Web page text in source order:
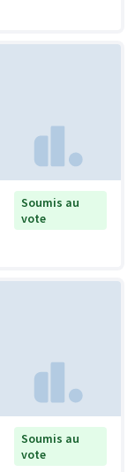
Soumis au
vote
Soumis au
vote